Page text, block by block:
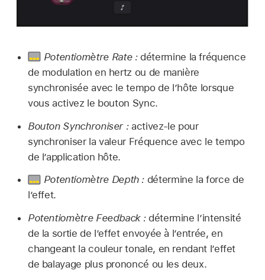
Potentiomètre Rate : détermine la fréquence
de modulation en hertz ou de manière
synchronisée avec le tempo de l’hôte lorsque
vous activez le bouton Sync.
Bouton Synchroniser :activez-le pour
synchroniser la valeur Fréquence avec le tempo
de l’application hôte.
Potentiomètre Depth : détermine la force de
l’effet.
Potentiomètre Feedback :détermine l’intensité
de la sortie de l’effet envoyée à l’entrée, en
changeant la couleur tonale, en rendant l’effet
de balayage plus prononcé ou les deux.